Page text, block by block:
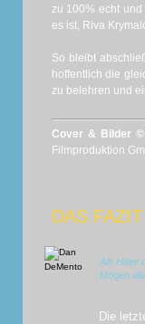
zu 100% echt
es ist, Riva
So bleibt
hoffentlich die
zu belehren und
Cover & Bilder ©
Filmproduktion
DAS
Als Hitler
Mögen
Die